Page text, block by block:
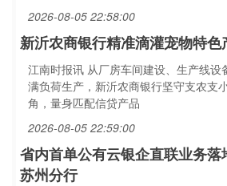
2026-08-05 22:58:00
新沂农商银行精准滴灌宠物特色
江南时报讯 从厂房车间建设、生产线设
满负荷生产，新沂农商银行坚守支农支
角，量身匹配信贷产品
2026-08-05 22:59:00
省内首单公有云银企直联业务
苏州分行